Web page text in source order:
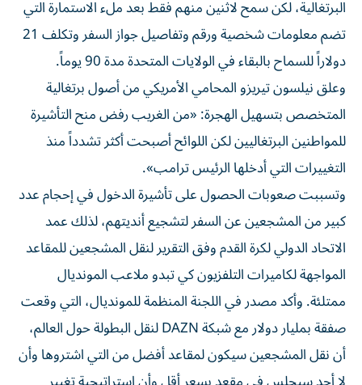
البرتغالية، لكن سمح لاثنين منهم فقط بعد ملء الاستمارة التي
تضم معلومات شخصية ورقم وتفاصيل جواز السفر وتكلف 21
دولاراً للسماح بالبقاء في الولايات المتحدة مدة 90 يوماً.
وعلق نيلسون تيريزو المحامي الأمريكي من أصول برتغالية
المتخصص بتسهيل الهجرة: «من الغريب رفض منح التأشيرة
للمواطنين البرتغاليين لكن اللوائح أصبحت أكثر تشدداً منذ
التغييرات التي أدخلها الرئيس ترامب».
وتسببت صعوبات الحصول على تأشيرة الدخول في إحجام عدد
كبير من المشجعين عن السفر لتشجيع أنديتهم، لذلك عمد
الاتحاد الدولي لكرة القدم وفق التقرير لنقل المشجعين للمقاعد
المواجهة لكاميرات التلفزيون كي تبدو ملاعب المونديال
ممتلئة. وأكد مصدر في اللجنة المنظمة للمونديال، التي وقعت
صفقة بمليار دولار مع شبكة DAZN لنقل البطولة حول العالم،
أن نقل المشجعين سيكون لمقاعد أفضل من التي اشتروها وأن